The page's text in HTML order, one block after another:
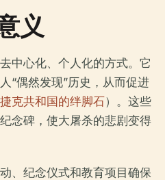
义
中心化、个人化的方式。它
“偶然发现”历史，从而促进
克共和国的绊脚石）。这些
念碑，使大屠杀的悲剧变得
、纪念仪式和教育项目确保